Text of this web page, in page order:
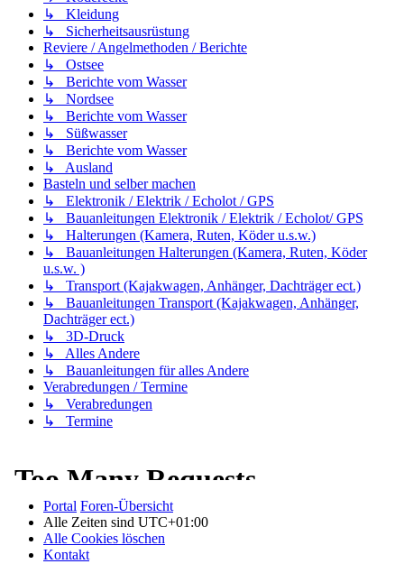
↳ Kleidung
↳ Sicherheitsausrüstung
Reviere / Angelmethoden / Berichte
↳ Ostsee
↳ Berichte vom Wasser
↳ Nordsee
↳ Berichte vom Wasser
↳ Süßwasser
↳ Berichte vom Wasser
↳ Ausland
Basteln und selber machen
↳ Elektronik / Elektrik / Echolot / GPS
↳ Bauanleitungen Elektronik / Elektrik / Echolot/ GPS
↳ Halterungen (Kamera, Ruten, Köder u.s.w.)
↳ Bauanleitungen Halterungen (Kamera, Ruten, Köder
u.s.w. )
↳ Transport (Kajakwagen, Anhänger, Dachträger ect.)
↳ Bauanleitungen Transport (Kajakwagen, Anhänger,
Dachträger ect.)
↳ 3D-Druck
↳ Alles Andere
↳ Bauanleitungen für alles Andere
Verabredungen / Termine
↳ Verabredungen
↳ Termine
Portal Foren-Übersicht
Alle Zeiten sind UTC+01:00
Alle Cookies löschen
Kontakt